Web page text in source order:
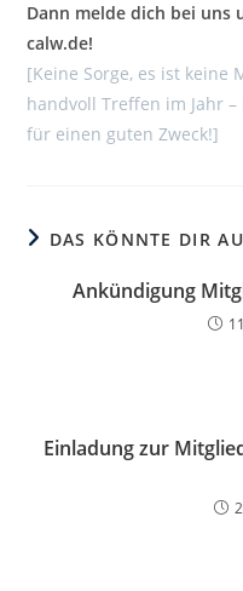
Dann melde dich bei uns
calw.de!
[Keine Sorge, es ist keine
handvoll Treffen im Jahr
für einen guten Zweck!]
DAS KÖNNTE DIR
Ankündigung
Einladung zur